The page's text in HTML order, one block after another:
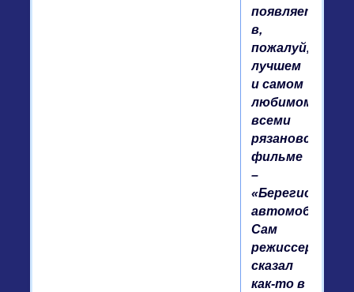
появляется
в,
пожалуй,
лучшем
и самом
любимом
всеми
рязановском
фильме
–
«Берегись
автомобиля».
Сам
режиссер
сказал
как-то в